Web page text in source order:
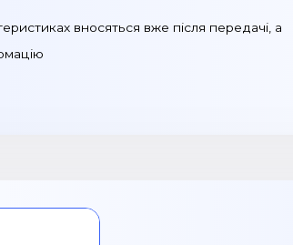
вносяться вже після передачі, а